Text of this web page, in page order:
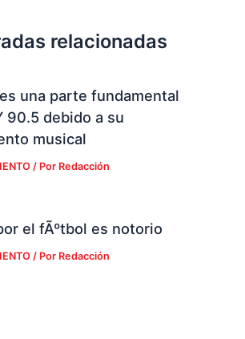
relacionadas
una parte fundamental
90.5 debido a su
musical
/ Por Redacción
el fÃºtbol es notorio
/ Por Redacción